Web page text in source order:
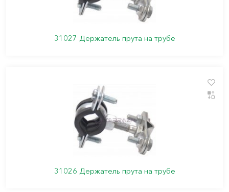
31027 Держатель прута на трубе
31026 Держатель прута на трубе